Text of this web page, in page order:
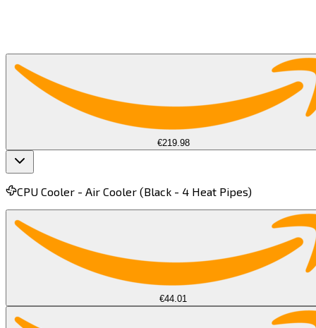
La CPU (Unità di Elaborazione Centrale) è la colonna
vertebrale delle prestazioni di gioco, gestendo la fisica del
gioco, l'intelligenza artificiale e i compiti di sistema. Una
CPU potente riduce al minimo i colli di bottiglia, garantendo
un FPS più alto, un gameplay più fluido e una migliore
esperienza di gioco su PC.​​​​‌ ‍ ​‍​‍‌‍ ‌ ​‍‌‍‍‌‌‍‌ ‌‍‍‌‌‍ ‍​‍​‍​ ‍‍​‍​‍‌ ​ ‌‍​‌‌‍ ‍‌‍‍‌‌ ‌​‌ ‍‌​‍ ‍‌‍‍‌‌‍ ​‍​‍​‍ ​​‍​‍‌‍‍​‌ ​‍‌‍‌‌‌‍‌‍​‍​‍​ ‍‍​‍​‍​‍ ‌‍​‌‌‍‌​‌‍ ‌‌‍‍‌‌‍ ‍​‍ ‌‍‍‌‌‍ ‍‌ ‌​‌‍‌‌‌‍ ‍‌ ‌​​‍ ‌‍‌‌‌‍‌​‌‍‍‌‌ ‌​​‍ ‌‍ ‌‌‍ ‌‍‌​‌‍‌‌​ ‌‌ ​​‌ ​‍‌‍‌‌‌ ​ ‌‍‌‌‌‍ ‍‌ ‌​‌‍​‌‌ ‌​‌‍‍‌‌‍ ‌‍ ‍​ ‍ ‌‍‍‌‌‍‌​​ ‌​ ‌‌​ ‍​‌‍‌​​ ​​​ ​‍​ ‌‍​ ​​​ ‍​​‍ ‌​ ​‍‌‍​‍​ ‌​​ ​‍​‍ ‌​ ‌​‌‍​‍‌‍​‍‌‍‌‌​‍ ‌​ ‍‌​ ‌​​ ‍​​ ​ ​‍ ‌‌‍‌‌​ ​​​ ‍‌​ ‌‍​ ​​​ ‍​‌‍‌​‌‍‌‍​ ‍​​ ​ ​ ‌‌​ ‌​​ ‍ ‌ ‌​‌ ‍‌‌ ​​‌‍‌‌​ ‌‌ ​​‌‍​‌‌ ​‍‌ ‌​‌​‌​‌‍‌‌‌ ​ ‌‍​ ‌ ​‍‌‍‍‌‌ ​​‌ ‌​‌‍‍‌‌‍ ‌‍ ‍​ ‍ ‌ ​​‌‍​‌‌ ‌​‌‍‍​​ ‌‌‍‌​‌‍‌‌‌ ​ ‌‍​ ‌ ​‍‌‍‍‌‌ ​​‌ ‌​‌‍‍‌‌‍ ‌‍ ‍​‍‌‌​ ‌‌‌​​‍‌‌ ‌‍‍ ‌‍‌‌‌ ‍‌​‍‌‌​ ​ ‌​‌​​‍‌‌​ ​ ‌​‌​​‍‌‌​ ​‍​ ​‍‌‍‍‌‌ ‌​​‍‌‌​ ​‍​ ​‍​‍‌‌​ ‌‌‌​‌​​‍ ‍‌ ‌‍‌‍​‌‌‍ ​‌ ‌‌‌‍‌‌​ ‌‍​‍‌‍​‌‌ ​ ‌‍‌‌‌‌‌‌‌ ​‍‌‍ ​​ ‌​‍‌‌​ ​‍‌​‌‍‌‍​‌‌‍‌​‌‍ ‌‌‍‍‌‌‍ ‍​‍‌‍‌‍‍‌‌‍‌​​ ‌​ ‌‌​ ‍​‌‍‌​​ ​​​ ​‍​ ‌‍​ ​​​ ‍​​‍ ‌​ ​‍‌‍​‍​ ‌​​ ​‍​‍ ‌​ ‌​‌‍​‍‌‍​‍‌‍‌‌​‍ ‌​ ‍‌​ ‌​​ ‍​​ ​ ​‍ ‌‌‍‌‌​ ​​​ ‍‌​ ‌‍​ ​​​ ‍​‌‍‌​‌‍‌‍​ ‍​​ ​ ​ ‌‌​ ‌​​‍‌‍‌ ‌​‌ ‍‌‌ ​​‌‍‌‌​ ‌‌ ​​‌‍​‌‌ ​‍‌ ‌​‌​‌​‌‍‌‌‌ ​ ‌‍​ ‌ ​‍‌‍‍‌‌ ​​‌ ‌​‌‍‍‌‌‍ ‌‍ ‍​‍‌‍‌ ​​‌‍​‌‌ ‌​‌‍‍​​ ‌‌‍‌​‌‍‌‌‌ ​ ‌‍​ ‌ ​‍‌‍‍‌‌ ​​‌ ‌​‌‍‍‌‌‍ ‌‍ ‍​‍‌‌​ ‌‌‌​​‍‌‌ ‌‍‍ ‌‍‌‌‌ ‍‌​‍‌‌​ ​ ‌​‌​​‍‌‌​ ​ ‌​‌​​‍‌‌​ ​‍​ ​‍‌‍‍‌‌ ‌​​‍‌‌​ ​‍​ ​‍​‍‌‌​ ‌‌‌​‌​​‍ ‍‌ ‌‍‌‍​‌‌‍ ​‌ ‌‌‌‍‌‌​‍‌‍‌ ​​‌‍‌‌‌ ​‍‌ ​ ‌ ​​‌‍‌‌‌‍​ ‌ ‌​‌‍‍‌‌ ‌‍‌‍‌‌​ ‌‌ ​​‌ ‌‌‌‍​‍‌‍ ​‌‍‍‌‌ ​ ‌‍‍​‌‍‌‌‌‍‌​​‍​‍‌ ‌Other Retailers
€219.98
CPU Cooler - Air Cooler (Black - 4 Heat Pipes)​​​​‌ ‍ ​‍​‍‌‍ ‌ ​‍‌‍‍‌‌‍‌ ‌‍‍‌‌‍ ‍​‍​‍​ ‍‍​‍​‍‌ ​ ‌‍​‌‌‍ ‍‌‍‍‌‌ ‌​‌ ‍‌​‍ ‍‌‍‍‌‌‍ ​‍​‍​‍ ​​‍​‍‌‍‍​‌ ​‍‌‍‌‌‌‍‌‍​‍​‍​ ‍‍​‍​‍​‍ ‌‍​‌‌‍‌​‌‍ ‌‌‍‍‌‌‍ ‍​‍ ‌‍‍‌‌‍ ‍‌ ‌​‌‍‌‌‌‍ ‍‌ ‌​​‍ ‌‍‌‌‌‍‌​‌‍‍‌‌ ‌​​‍ ‌‍ ‌‌‍ ‌‍‌​‌‍‌‌​ ‌‌ ​​‌ ​‍‌‍‌‌‌ ​ ‌‍‌‌‌‍ ‍‌ ‌​‌‍​‌‌ ‌​‌‍‍‌‌‍ ‌‍ ‍​ ‍ ‌‍‍‌‌‍‌​​ ‌‌‍​‌​ ‍​​ ‍‌​ ‌‌​ ​‌​ ‌ ​ ‌‍‌‍​‌​‍ ‌‌‍‌‌​ ‌‌​ ‍‌​ ​‍​‍ ‌​ ‌​‌‍‌‌​ ​‍​ ​‌​‍ ‌​ ‍‌​ ​ ​ ‌‍​ ​ ​‍ ‌​ ‌ ​ ​‍‌‍‌‌​ ​‌​ ‌‍‌‍​‍‌‍‌​​ ‍‌‌‍​‍​ ​‌​ ‍​​ ‌‍​ ‍ ‌ ‌​‌ ‍‌‌ ​​‌‍‌‌​ ‌‌‍​ ‌ ​​‌ ‌‌‌‍​ ‌‍ ‌‍ ‌‍ ​‌‍‌‌‌ ​‍​ ‍ ‌ ​​‌‍​‌‌ ‌​‌‍‍​​ ‌‌‍ ‍‌‍​‌‌‍ ‌‌‍‌‌​ ‌‍​‍‌‍​‌‌ ​ ‌‍‌‌‌‌‌‌‌ ​‍‌‍ ​​ ‌​‍‌‌​ ​‍‌​‌‍‌‍​‌‌‍‌​‌‍ ‌‌‍‍‌‌‍ ‍​‍‌‍‌‍‍‌‌‍‌​​ ‌‌‍​‌​ ‍​​ ‍‌​ ‌‌​ ​‌​ ‌ ​ ‌‍‌‍​‌​‍ ‌‌‍‌‌​ ‌‌​ ‍‌​ ​‍​‍ ‌​ ‌​‌‍‌‌​ ​‍​ ​‌​‍ ‌​ ‍‌​ ​ ​ ‌‍​ ​ ​‍ ‌​ ‌ ​ ​‍‌‍‌‌​ ​‌​ ‌‍‌‍​‍‌‍‌​​ ‍‌‌‍​‍​ ​‌​ ‍​​ ‌‍​‍‌‍‌ ‌​‌ ‍‌‌ ​​‌‍‌‌​ ‌‌‍​ ‌ ​​‌ ‌‌‌‍​ ‌‍ ‌‍ ‌‍ ​‌‍‌‌‌ ​‍​‍‌‍‌ ​​‌‍​‌‌ ‌​‌‍‍​​ ‌‌‍ ‍‌‍​‌‌‍ ‌‌‍‌‌​‍‌‍‌ ​​‌‍‌‌‌ ​‍‌ ​ ‌ ​​‌‍‌‌‌‍​ ‌ ‌​‌‍‍‌‌ ‌‍‌‍‌‌​ ‌‌ ​​‌ ‌‌‌‍​‍‌‍ ​‌‍‍‌‌ ​ ‌‍‍​‌‍‌‌‌‍‌​​‍​‍‌ ‌
€44.01